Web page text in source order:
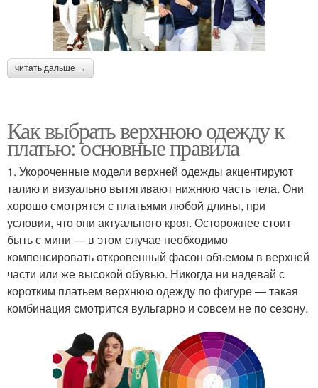
читать дальше →
Как выбрать верхнюю одежду к
платью: основные правила
1. Укороченные модели верхней одежды акцентируют
талию и визуально вытягивают нижнюю часть тела. Они
хорошо смотрятся с платьями любой длины, при
условии, что они актуального кроя. Осторожнее стоит
быть с мини — в этом случае необходимо
компенсировать откровенный фасон объемом в верхней
части или же высокой обувью. Никогда ни надевай с
коротким платьем верхнюю одежду по фигуре — такая
комбинация смотрится вульгарно и совсем не по сезону.